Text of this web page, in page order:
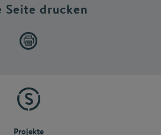
Seite drucken
Projekte